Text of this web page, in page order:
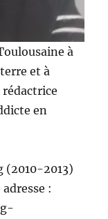
à
et à
rédactrice
en
(2010-2013)
: